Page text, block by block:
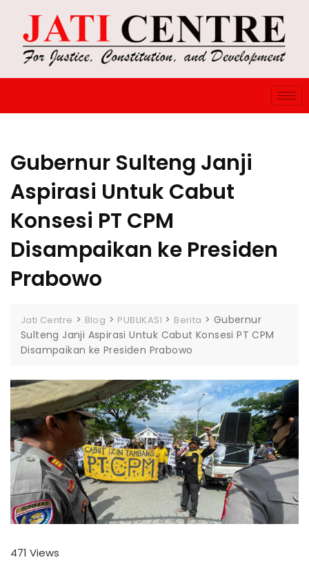
Gubernur Sulteng Janji
Aspirasi Untuk Cabut
Konsesi PT CPM
Disampaikan ke Presiden
Prabowo
Jati Centre > Blog > PUBLIKASI > Berita > Gubernur
Sulteng Janji Aspirasi Untuk Cabut Konsesi PT CPM
Disampaikan ke Presiden Prabowo
471 Views